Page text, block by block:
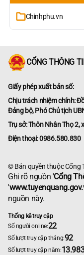
Chinhphu.vn
CỔNG
Giấy phép xuất bản số:
Chịu trách nhiệm chính:
Đảng bộ, Phó Chủ tịch
Trụ sở: Thôn Nhân Thọ 2,
Điện thoại: 0986.580.830
© Bản quyền thuộc Cổng
Ghi rõ nguồn 'Cổng
'
nguồn này.
Thống kê truy cập
Số người online:22
Số lượt truy cập tháng:92
Số lượt truy cập năm: